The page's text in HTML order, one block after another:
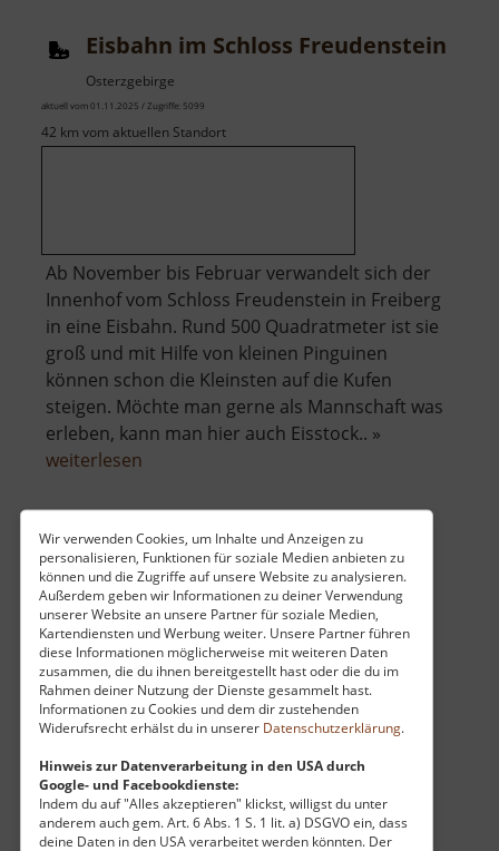
Wir verwenden Cookies, um Inhalte und Anzeigen zu
personalisieren, Funktionen für soziale Medien anbieten zu
können und die Zugriffe auf unsere Website zu analysieren.
Außerdem geben wir Informationen zu deiner Verwendung
unserer Website an unsere Partner für soziale Medien,
Kartendiensten und Werbung weiter. Unsere Partner führen
diese Informationen möglicherweise mit weiteren Daten
zusammen, die du ihnen bereitgestellt hast oder die du im
Rahmen deiner Nutzung der Dienste gesammelt hast.
Informationen zu Cookies und dem dir zustehenden
Widerufsrecht erhälst du in unserer Datenschutzerklärung.
Hinweis zur Datenverarbeitung in den USA durch
Google- und Facebookdienste:
Indem du auf "Alles akzeptieren" klickst, willigst du unter
anderem auch gem. Art. 6 Abs. 1 S. 1 lit. a) DSGVO ein, dass
deine Daten in den USA verarbeitet werden könnten. Der
Hirschkopf
Eisbahn im Schloss Freudenstein
Osterzgebirge
aktuell vom 01.11.2025 / Zugriffe: 5099
42 km vom aktuellen Standort
Ab November bis Februar verwandelt sich der
Innenhof vom Schloss Freudenstein in Freiberg
in eine Eisbahn. Rund 500 Quadratmeter ist sie
groß und mit Hilfe von kleinen Pinguinen
können schon die Kleinsten auf die Kufen
steigen. Möchte man gerne als Mannschaft was
erleben, kann man hier auch Eisstock.. »
weiterlesen
im
Schloss
Freudenstein
Stülpnerhöhle
Mittleres Erzgebirge
6 km vom aktuellen Standort
... ist eine ehemailge Anbruchstelle des
Zinnbergbaus und ist dem Gedenken des
erzgebirgischen Volkshelden Karl Stülpner